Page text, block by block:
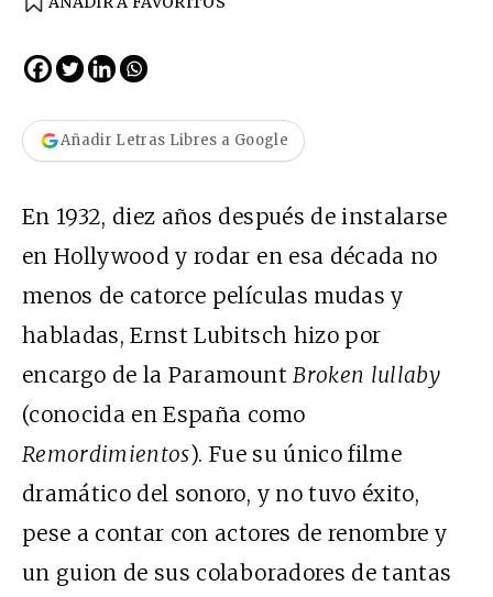
Añadir Letras Libres a Google
En 1932, diez años después de instalarse
en Hollywood y rodar en esa década no
menos de catorce películas mudas y
habladas, Ernst Lubitsch hizo por
encargo de la Paramount Broken lullaby
(conocida en España como
Remordimientos). Fue su único filme
dramático del sonoro, y no tuvo éxito,
pese a contar con actores de renombre y
un guion de sus colaboradores de tantas